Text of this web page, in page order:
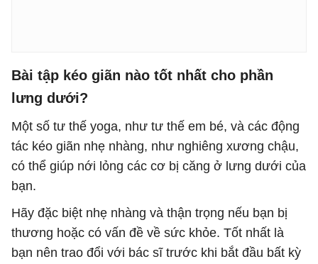
Bài tập kéo giãn nào tốt nhất cho phần
lưng dưới?
Một số tư thế yoga, như tư thế em bé, và các động
tác kéo giãn nhẹ nhàng, như nghiêng xương chậu,
có thể giúp nới lỏng các cơ bị căng ở lưng dưới của
bạn.
Hãy đặc biệt nhẹ nhàng và thận trọng nếu bạn bị
thương hoặc có vấn đề về sức khỏe. Tốt nhất là
bạn nên trao đổi với bác sĩ trước khi bắt đầu bất kỳ